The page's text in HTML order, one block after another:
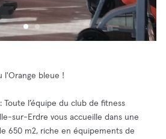
l'Orange bleue !
l’équipe du club de fitness
sur-Erdre vous accueille dans une
650 m2, riche en équipements de